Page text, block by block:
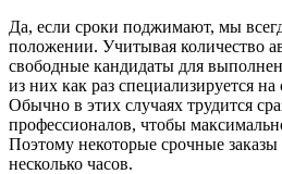
Да, если сроки поджимают, мы
положении. Учитывая количество
свободные кандидаты для
из них как раз специализируется
Обычно в этих случаях трудится
профессионалов, чтобы
Поэтому некоторые срочные заказы
несколько часов.